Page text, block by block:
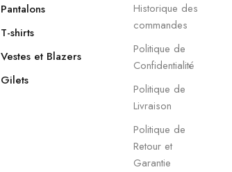
Pantalons
T-shirts
Vestes et Blazers
Gilets
Historique des
commandes
Politique de
Confidentialité
Politique de
Livraison
Politique de
Retour et
Garantie